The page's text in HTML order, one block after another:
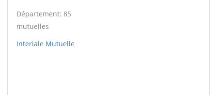
Département: 85
mutuelles
Interiale Mutuelle